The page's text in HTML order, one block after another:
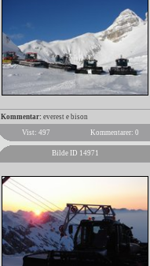
Kommentar: everest e bison
Vist: 497
Kommentarer: 0
Bilde ID 14971